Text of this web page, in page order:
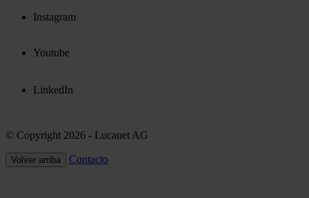
Instagram
Youtube
LinkedIn
© Copyright 2026 - Lucanet AG
Volver arriba Contacto